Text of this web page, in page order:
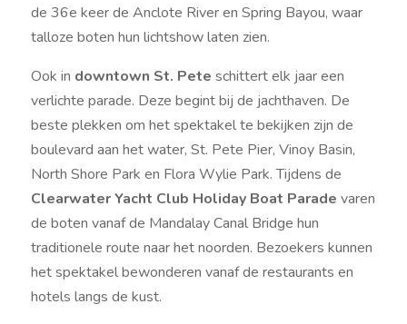
de 36e keer de Anclote River en Spring Bayou, waar
talloze boten hun lichtshow laten zien.
Ook in downtown St. Pete schittert elk jaar een
verlichte parade. Deze begint bij de jachthaven. De
beste plekken om het spektakel te bekijken zijn de
boulevard aan het water, St. Pete Pier, Vinoy Basin,
North Shore Park en Flora Wylie Park. Tijdens de
Clearwater Yacht Club Holiday Boat Parade varen
de boten vanaf de Mandalay Canal Bridge hun
traditionele route naar het noorden. Bezoekers kunnen
het spektakel bewonderen vanaf de restaurants en
hotels langs de kust.